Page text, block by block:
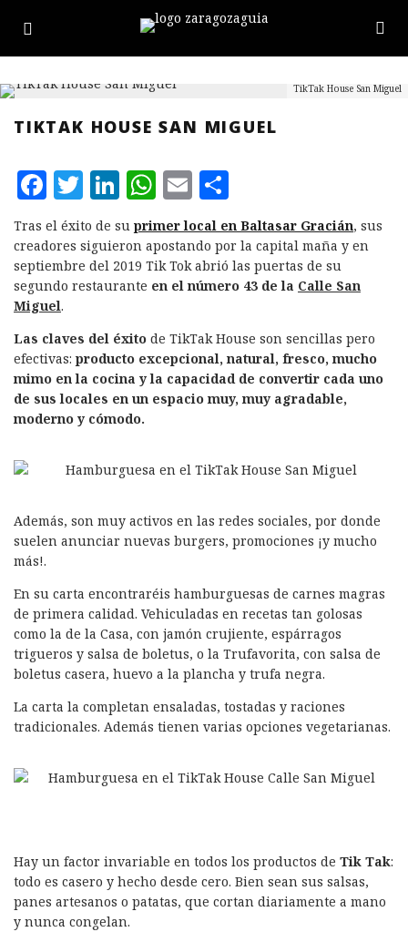
TikTak House San Miguel
TIKTAK HOUSE SAN MIGUEL
F
a
c
e
b
o
o
k
T
w
it
te
r
L
i
n
k
e
d
I
n
W
h
at
s
A
p
p
E
m
ai
l
o
m
p
a
rt
ir
Tras el éxito de su primer local en Baltasar Gracián, sus
creadores siguieron apostando por la capital maña y en
septiembre del 2019 Tik Tok abrió las puertas de su
segundo restaurante en el número 43 de la Calle San
Miguel.
Las claves del éxito de TikTak House son sencillas pero
efectivas: producto excepcional, natural, fresco, mucho
mimo en la cocina y la capacidad de convertir cada uno
de sus locales en un espacio muy, muy agradable,
moderno y cómodo.
Además, son muy activos en las redes sociales, por donde
suelen anunciar nuevas burgers, promociones ¡y mucho
más!.
En su carta encontraréis hamburguesas de carnes magras
de primera calidad. Vehiculadas en recetas tan golosas
como la de la Casa, con jamón crujiente, espárragos
trigueros y salsa de boletus, o la Trufavorita, con salsa de
boletus casera, huevo a la plancha y trufa negra.
La carta la completan ensaladas, tostadas y raciones
tradicionales. Además tienen varias opciones vegetarianas.
Hay un factor invariable en todos los productos de Tik Tak:
todo es casero y hecho desde cero. Bien sean sus salsas,
panes artesanos o patatas, que cortan diariamente a mano
y nunca congelan.